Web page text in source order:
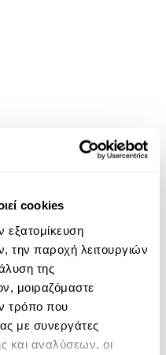
cookies
εξατομίκευση
την παροχή λειτουργιών
της
μοιραζόμαστε
τρόπο που
με συνεργάτες
και αναλύσεων, οι